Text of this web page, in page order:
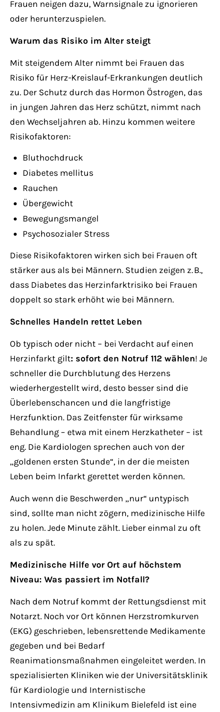
Frauen neigen dazu, Warnsignale zu ignorieren
oder herunterzuspielen.
Warum das Risiko im Alter steigt
Mit steigendem Alter nimmt bei Frauen das
Risiko für Herz-Kreislauf-Erkrankungen deutlich
zu. Der Schutz durch das Hormon Östrogen, das
in jungen Jahren das Herz schützt, nimmt nach
den Wechseljahren ab. Hinzu kommen weitere
Risikofaktoren:
Bluthochdruck
Diabetes mellitus
Rauchen
Übergewicht
Bewegungsmangel
Psychosozialer Stress
Diese Risikofaktoren wirken sich bei Frauen oft
stärker aus als bei Männern. Studien zeigen z. B.,
dass Diabetes das Herzinfarktrisiko bei Frauen
doppelt so stark erhöht wie bei Männern.
Schnelles Handeln rettet Leben
Ob typisch oder nicht – bei Verdacht auf einen
Herzinfarkt gilt: sofort den Notruf 112 wählen! Je
schneller die Durchblutung des Herzens
wiederhergestellt wird, desto besser sind die
Überlebenschancen und die langfristige
Herzfunktion. Das Zeitfenster für wirksame
Behandlung – etwa mit einem Herzkatheter – ist
eng. Die Kardiologen sprechen auch von der
„goldenen ersten Stunde“, in der die meisten
Leben beim Infarkt gerettet werden können.
Auch wenn die Beschwerden „nur“ untypisch
sind, sollte man nicht zögern, medizinische Hilfe
zu holen. Jede Minute zählt. Lieber einmal zu oft
als zu spät.
Medizinische Hilfe vor Ort auf höchstem
Niveau: Was passiert im Notfall?
Nach dem Notruf kommt der Rettungsdienst mit
Notarzt. Noch vor Ort können Herzstromkurven
(EKG) geschrieben, lebensrettende Medikamente
gegeben und bei Bedarf
Reanimationsmaßnahmen eingeleitet werden. In
spezialisierten Kliniken wie der Universitätsklinik
für Kardiologie und Internistische
Intensivmedizin am Klinikum Bielefeld ist eine